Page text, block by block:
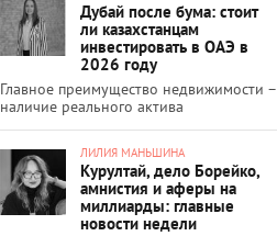
Дубай после бума: стоит
ли казахстанцам
инвестировать в ОАЭ в
2026 году
Главное преимущество недвижимости –
наличие реального актива
ЛИЛИЯ МАНЬШИНА
Курултай, дело Борейко,
амнистия и аферы на
миллиарды: главные
новости недели